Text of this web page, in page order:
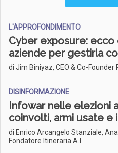
L'APPROFONDIMENTO
Cyber exposure:
aziende per gestirla
di Jim Biniyaz, CEO & Co-Founder
DISINFORMAZIONE
Infowar nelle elezioni
coinvolti, armi usate
di Enrico Arcangelo Stanziale,
Fondatore Itineraria A.I.